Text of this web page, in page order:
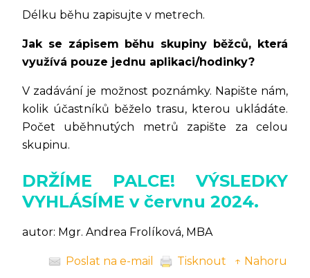
Délku běhu zapisujte v metrech.
Jak se zápisem běhu skupiny běžců, která
využívá pouze jednu aplikaci/hodinky?
V zadávání je možnost poznámky. Napište nám,
kolik účastníků běželo trasu, kterou ukládáte.
Počet uběhnutých metrů zapište za celou
skupinu.
DRŽÍME PALCE! VÝSLEDKY
VYHLÁSÍME v červnu 2024.
autor: Mgr. Andrea Frolíková, MBA
Poslat na e-mail Tisknout ↑ Nahoru